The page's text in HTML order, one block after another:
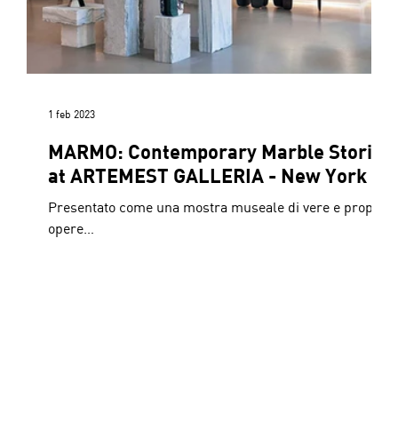
MARMO: Contemporary Marble Stories
at ARTEMEST GALLERIA - New York
Presentato come una mostra museale di vere e proprie
opere…
1 feb 2023